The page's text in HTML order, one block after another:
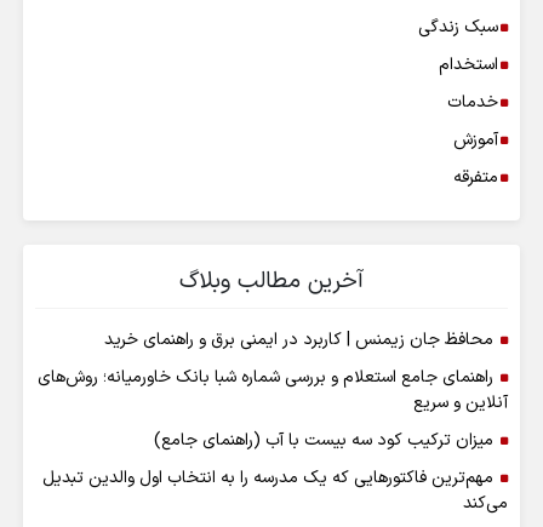
سبک زندگی
استخدام
خدمات
آموزش
متفرقه
آخرین مطالب وبلاگ
محافظ جان زیمنس | کاربرد در ایمنی برق و راهنمای خرید
راهنمای جامع استعلام و بررسی شماره شبا بانک خاورمیانه؛ روش‌های
آنلاین و سریع
میزان ترکیب کود سه بیست با آب (راهنمای جامع)
مهم‌ترین فاکتورهایی که یک مدرسه را به انتخاب اول والدین تبدیل
می‌کند